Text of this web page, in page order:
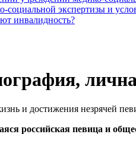
социальной экспертизы и
инвалидность?
российская певица и